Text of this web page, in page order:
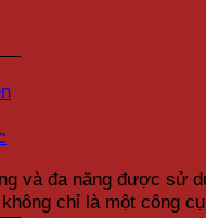
và đa năng được sử
chỉ là một công